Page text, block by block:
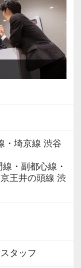
台はいくらで
か成し遂げた
を叩いてくだ
から一番に信
】
です。
理想をいただ
するために大
いと考えてい
るのも、そう
評価されてい
るようにスキ
・税務調査に
先数2500以
です。
く来所型サー
営しており、
件以上増加！
しているの
。
事で、融資対
しています。
・埼京線 渋谷
・副都心線・
王井の頭線 渋
タッフ